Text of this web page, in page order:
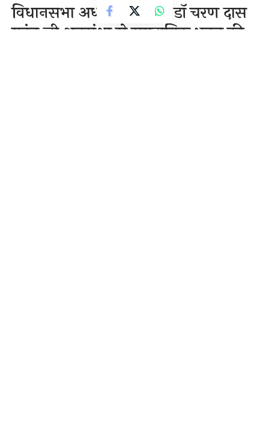
विधानसभा अध्यक्ष माननीय डॉ चरण दास
महंत जी अनुसंशा से समुदायिक भवन की